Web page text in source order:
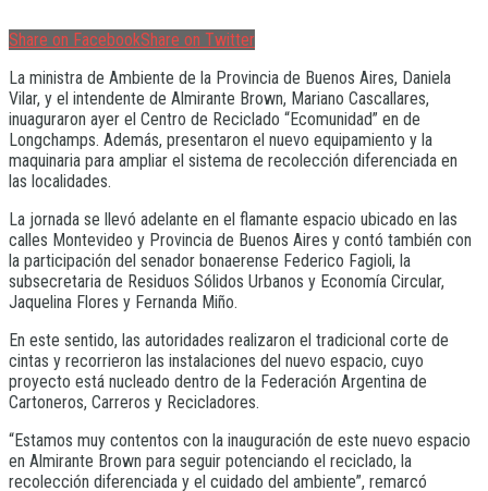
Share on FacebookShare on Twitter
La ministra de Ambiente de la Provincia de Buenos Aires, Daniela
Vilar, y el intendente de Almirante Brown, Mariano Cascallares,
inuaguraron ayer el Centro de Reciclado “Ecomunidad” en de
Longchamps. Además, presentaron el nuevo equipamiento y la
maquinaria para ampliar el sistema de recolección diferenciada en
las localidades.
La jornada se llevó adelante en el flamante espacio ubicado en las
calles Montevideo y Provincia de Buenos Aires y contó también con
la participación del senador bonaerense Federico Fagioli, la
subsecretaria de Residuos Sólidos Urbanos y Economía Circular,
Jaquelina Flores y Fernanda Miño.
En este sentido, las autoridades realizaron el tradicional corte de
cintas y recorrieron las instalaciones del nuevo espacio, cuyo
proyecto está nucleado dentro de la Federación Argentina de
Cartoneros, Carreros y Recicladores.
“Estamos muy contentos con la inauguración de este nuevo espacio
en Almirante Brown para seguir potenciando el reciclado, la
recolección diferenciada y el cuidado del ambiente”, remarcó